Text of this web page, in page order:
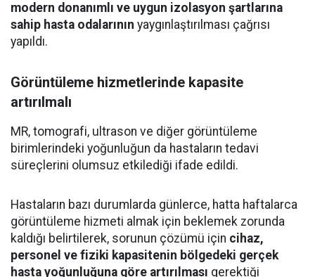
modern donanımlı ve uygun izolasyon şartlarına
sahip hasta odalarının yaygınlaştırılması çağrısı
yapıldı.
Görüntüleme hizmetlerinde kapasite
artırılmalı
MR, tomografi, ultrason ve diğer görüntüleme
birimlerindeki yoğunluğun da hastaların tedavi
süreçlerini olumsuz etkilediği ifade edildi.
Hastaların bazı durumlarda günlerce, hatta haftalarca
görüntüleme hizmeti almak için beklemek zorunda
kaldığı belirtilerek, sorunun çözümü için cihaz,
personel ve fiziki kapasitenin bölgedeki gerçek
hasta yoğunluğuna göre artırılması gerektiği